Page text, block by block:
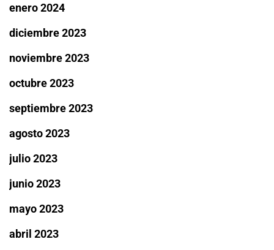
enero 2024
diciembre 2023
noviembre 2023
octubre 2023
septiembre 2023
agosto 2023
julio 2023
junio 2023
mayo 2023
abril 2023